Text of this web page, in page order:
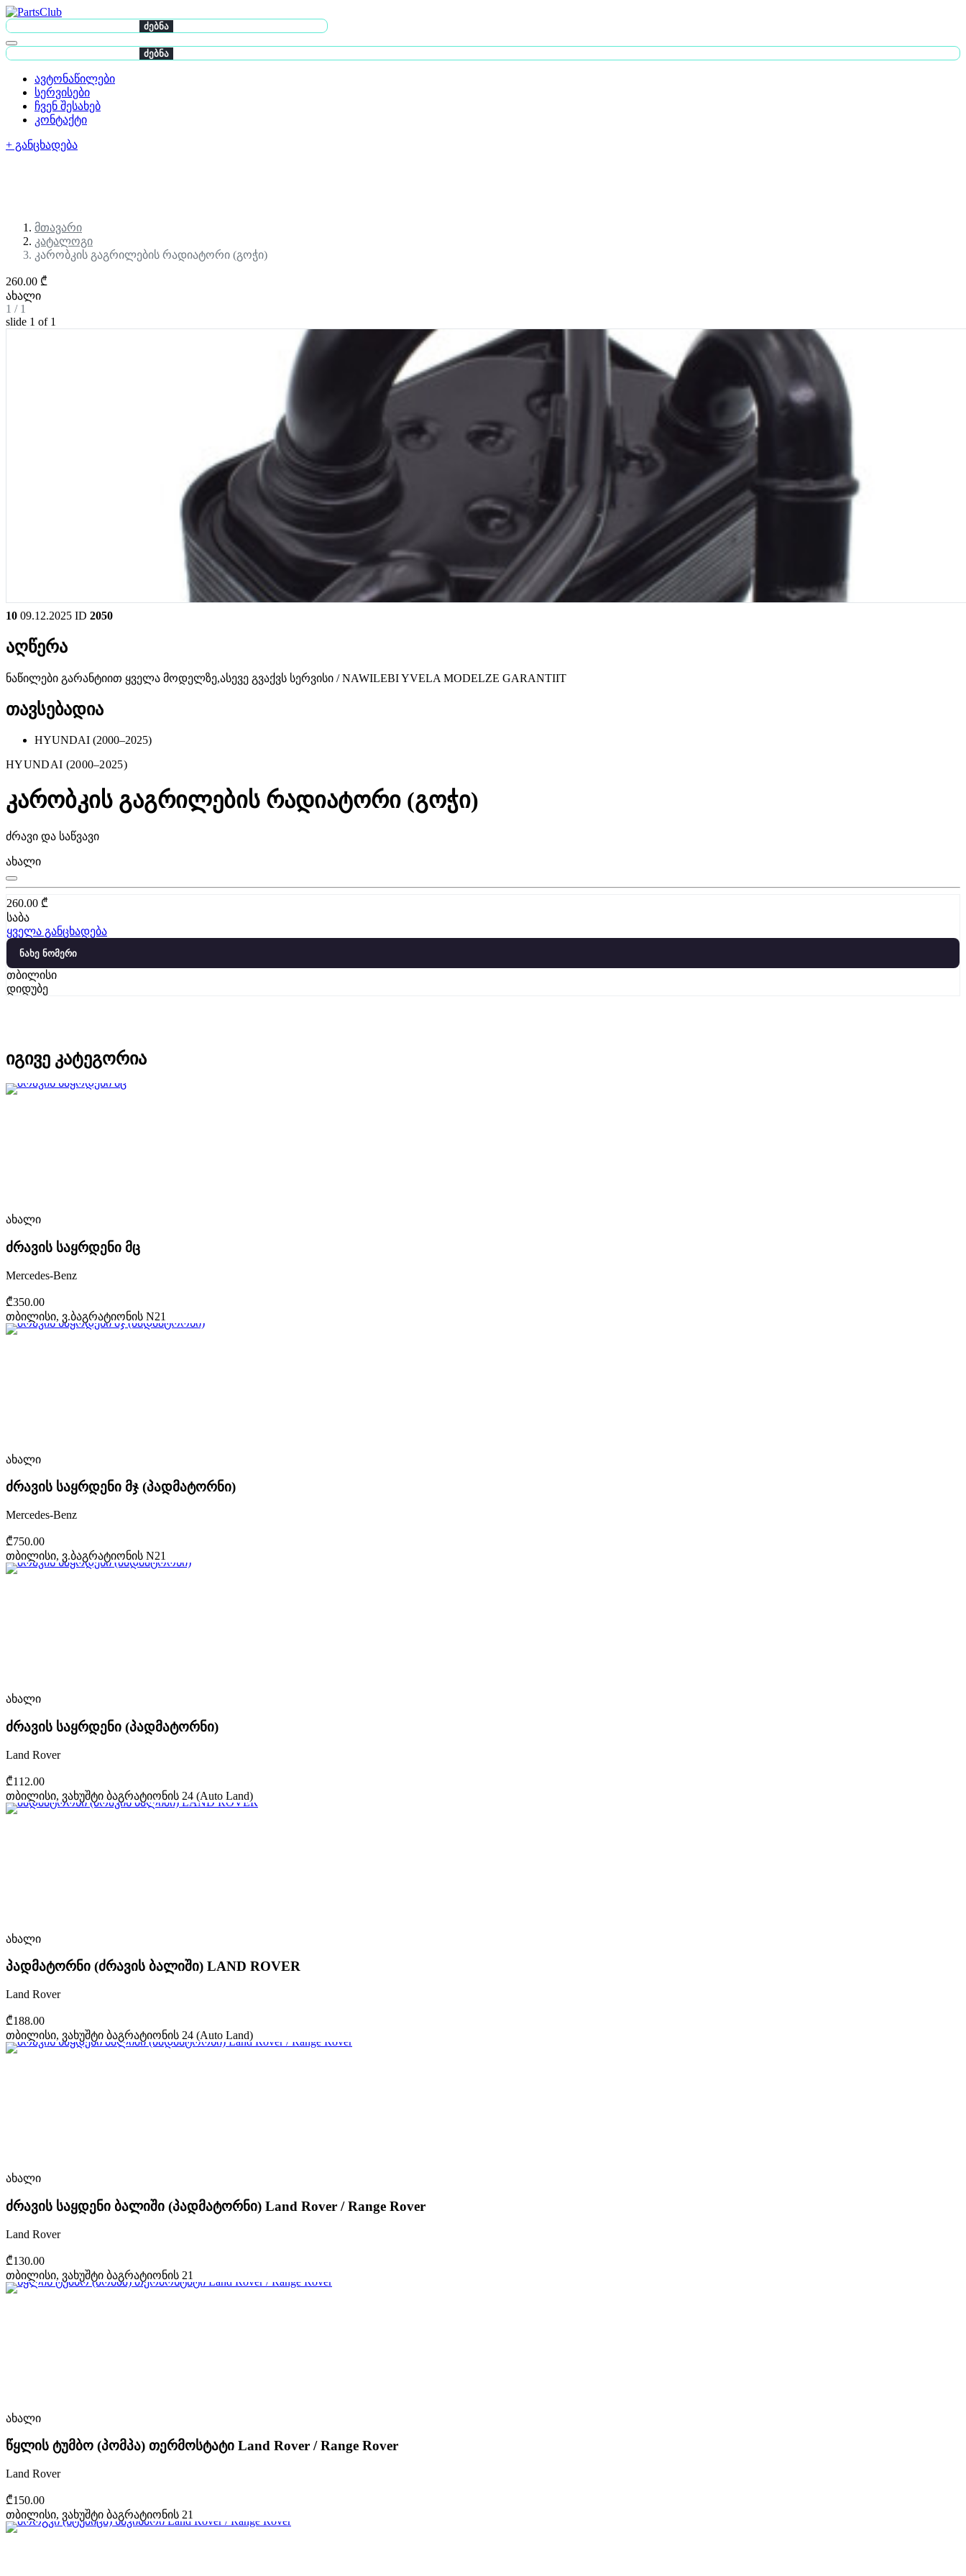
ძებნა
ძებნა
ავტონაწილები
სერვისები
ჩვენ შესახებ
კონტაქტი
+ განცხადება
მთავარი
კატალოგი
კარობკის გაგრილების რადიატორი (გოჭი)
260.00 ₾
ახალი
1 / 1
slide 1 of 1
10 09.12.2025 ID 2050
აღწერა
ნაწილები გარანტიით ყველა მოდელზე,ასევე გვაქვს სერვისი / NAWILEBI YVELA MODELZE GARANTIIT
თავსებადია
HYUNDAI (2000–2025)
HYUNDAI (2000–2025)
კარობკის გაგრილების რადიატორი (გოჭი)
ძრავი და საწვავი
ახალი
260.00 ₾
საბა
ყველა განცხადება
ნახე ნომერი
თბილისი
დიდუბე
იგივე კატეგორია
ახალი
ძრავის საყრდენი მც
Mercedes-Benz
₾350.00
თბილისი, ვ.ბაგრატიონის N21
ახალი
ძრავის საყრდენი მჯ (პადმატორნი)
Mercedes-Benz
₾750.00
თბილისი, ვ.ბაგრატიონის N21
ახალი
ძრავის საყრდენი (პადმატორნი)
Land Rover
₾112.00
თბილისი, ვახუშტი ბაგრატიონის 24 (Auto Land)
ახალი
პადმატორნი (ძრავის ბალიში) LAND ROVER
Land Rover
₾188.00
თბილისი, ვახუშტი ბაგრატიონის 24 (Auto Land)
ახალი
ძრავის საყდენი ბალიში (პადმატორნი) Land Rover / Range Rover
Land Rover
₾130.00
თბილისი, ვახუშტი ბაგრატიონის 21
ახალი
წყლის ტუმბო (პომპა) თერმოსტატი Land Rover / Range Rover
Land Rover
₾150.00
თბილისი, ვახუშტი ბაგრატიონის 21